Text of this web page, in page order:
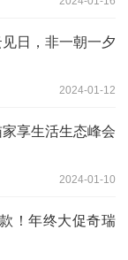
日，非一朝一夕
2024-01-12
享生活生态峰会
2024-01-10
！年终大促奇瑞